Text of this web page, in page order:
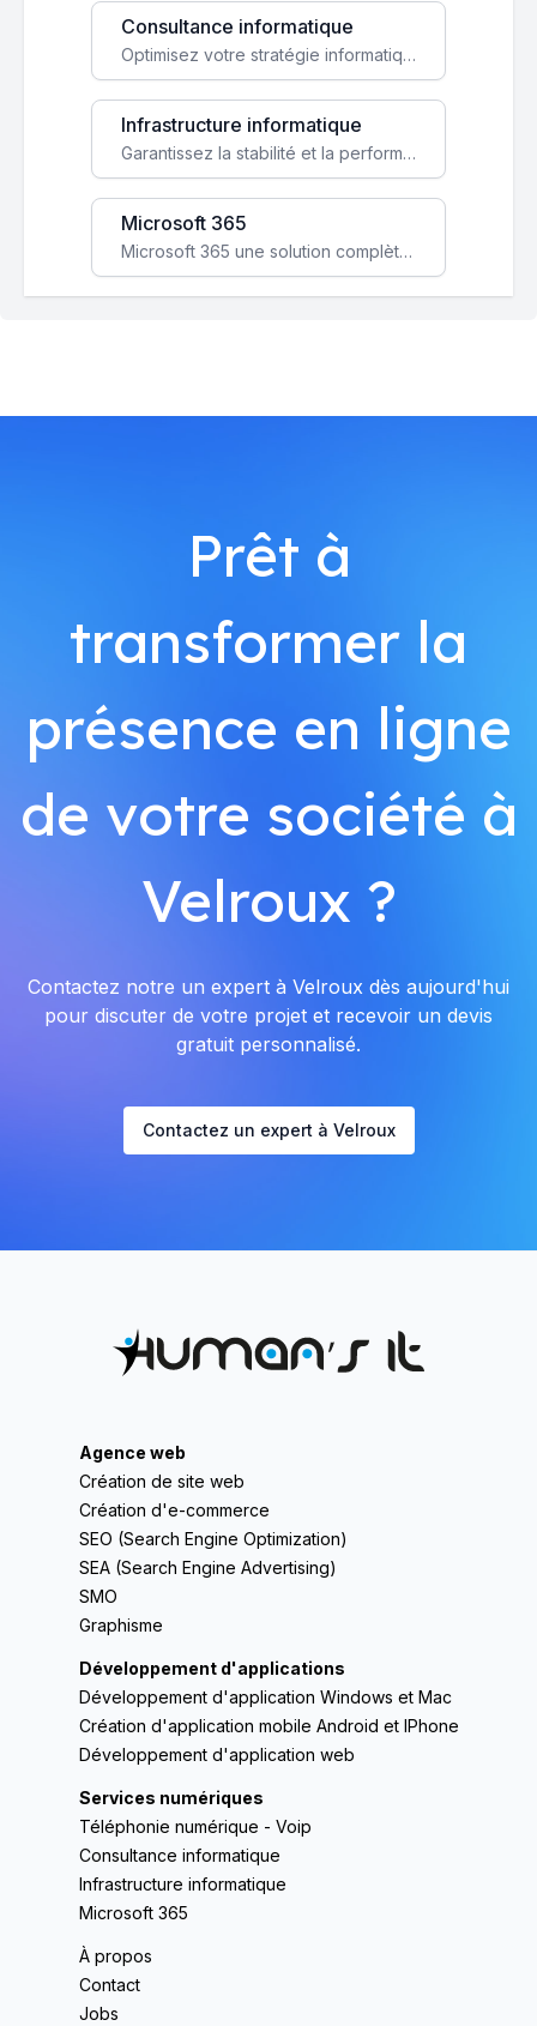
Consultance informatique
Optimisez votre stratégie informatique avec l'expertise de nos consultants pour améliorer votre efficacité et sécurité.
Infrastructure informatique
Garantissez la stabilité et la performance de votre entreprise avec une infrastructure IT sécurisée et évolutive.
Microsoft 365
Microsoft 365 une solution complète qui booste votre productivité, renforce la sécurité de vos données et facilite la collaboration.
Prêt à
transformer la
présence en ligne
de votre société à
Velroux ?
Contactez notre un expert à Velroux dès aujourd'hui
pour discuter de votre projet et recevoir un devis
gratuit personnalisé.
Contactez un expert à Velroux
Agence web
Création de site web
Création d'e-commerce
SEO (Search Engine Optimization)
SEA (Search Engine Advertising)
SMO
Graphisme
Développement d'applications
Développement d'application Windows et Mac
Création d'application mobile Android et IPhone
Développement d'application web
Services numériques
Téléphonie numérique - Voip
Consultance informatique
Infrastructure informatique
Microsoft 365
À propos
Contact
Jobs